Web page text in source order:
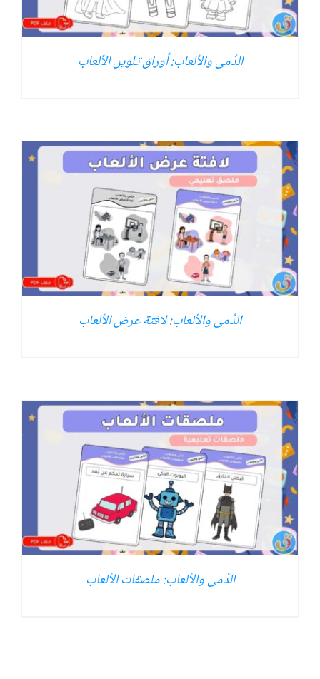
الدُمى والألعاب: أوراق تلوين الألعاب
الدُمى والألعاب: لافتة عرض الألعاب
الدُمى والألعاب: ملصقات الألعاب